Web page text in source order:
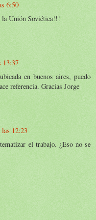
6:50
la Unión Soviética!!!
13:37
en buenos aires, puedo
referencia. Gracias Jorge
las 12:23
el trabajo. ¿Eso no se